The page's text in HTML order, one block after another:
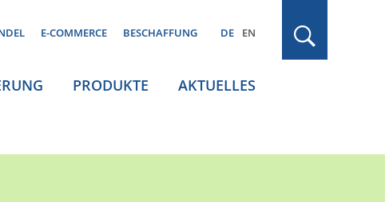
E-COMMERCE BESCHAFFUNG DE EN
PRODUKTE AKTUELLES